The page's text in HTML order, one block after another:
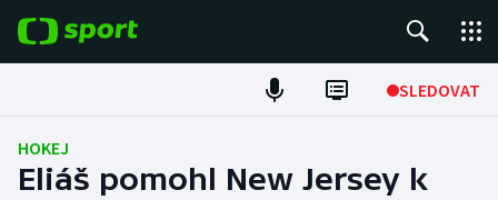
SLEDOVAT
Fotbal
Hokej
HOKEJ
Eliáš pomohl New Jersey k